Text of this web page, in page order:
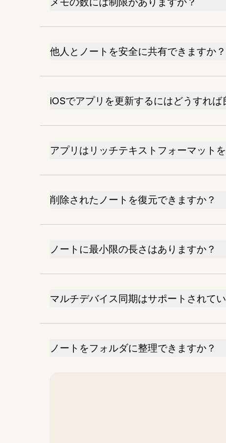
他人とノートを安全に共有できますか？
iOSでアプリを更新するにはどうすれば
アプリはリッチテキストフォーマット
削除されたノートを復元できますか？
ノートに最小限の長さはありますか？
マルチデバイス同期はサポートされて
ノートをフォルダに整理できますか？